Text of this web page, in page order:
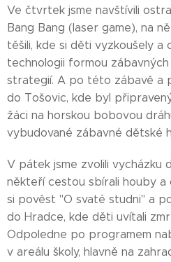
Ve čtvrtek jsme navštívili
Bang Bang (laser game), na
těšili, kde si děti vyzkoušely a
technologii formou
strategií. A po této zábavě a
do Tošovic, kde byl
žáci na horskou bobovou
vybudované zábavné dětské
V pátek jsme zvolili vycházku
někteří cestou sbírali houby a
si pověst "O svaté studni" a
do Hradce, kde děti uvítali
Odpoledne po programem
v areálu školy, hlavně na